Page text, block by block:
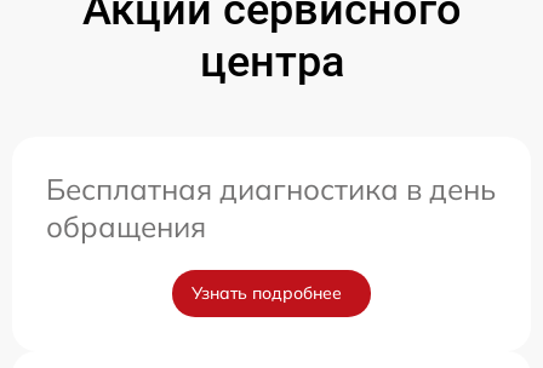
центра
Бесплатная диагностика в день
обращения
Узнать подробнее